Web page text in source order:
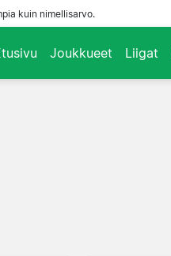
kuin nimellisarvo.
Joukkueet Liigat